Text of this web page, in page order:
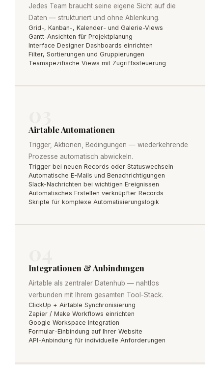
Jedes Team braucht seine eigene Sicht auf die
Daten — strukturiert und ohne Ablenkung.
Grid-, Kanban-, Kalender- und Galerie-Views
Gantt-Ansichten für Projektplanung
Interface Designer Dashboards einrichten
Filter, Sortierungen und Gruppierungen
Teamspezifische Views mit Zugriffssteuerung
Airtable Automationen
Trigger, Aktionen, Bedingungen — wiederkehrende
Prozesse automatisch abwickeln.
Trigger bei neuen Records oder Statuswechseln
Automatische E-Mails und Benachrichtigungen
Slack-Nachrichten bei wichtigen Ereignissen
Automatisches Erstellen verknüpfter Records
Skripte für komplexe Automatisierungslogik
Integrationen & Anbindungen
Airtable als zentraler Datenhub — nahtlos
verbunden mit Ihrem gesamten Tool-Stack.
ClickUp + Airtable Synchronisierung
Zapier / Make Workflows einrichten
Google Workspace Integration
Formular-Einbindung auf Ihrer Website
API-Anbindung für individuelle Anforderungen